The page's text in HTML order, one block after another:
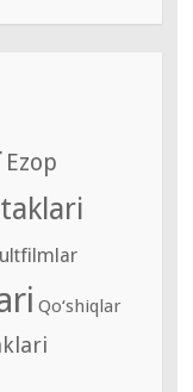
Ezop
Qo‘shiqlar